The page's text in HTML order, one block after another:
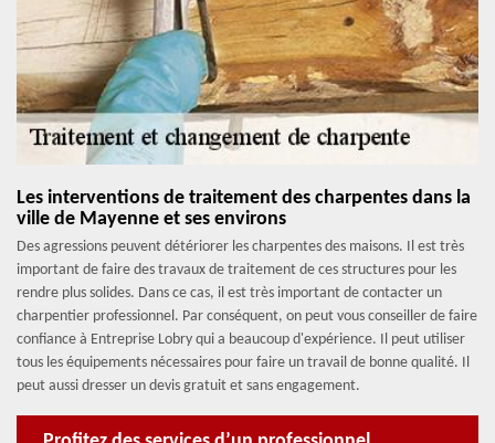
Les interventions de traitement des charpentes dans la
ville de Mayenne et ses environs
Des agressions peuvent détériorer les charpentes des maisons. Il est très
important de faire des travaux de traitement de ces structures pour les
rendre plus solides. Dans ce cas, il est très important de contacter un
charpentier professionnel. Par conséquent, on peut vous conseiller de faire
confiance à Entreprise Lobry qui a beaucoup d'expérience. Il peut utiliser
tous les équipements nécessaires pour faire un travail de bonne qualité. Il
peut aussi dresser un devis gratuit et sans engagement.